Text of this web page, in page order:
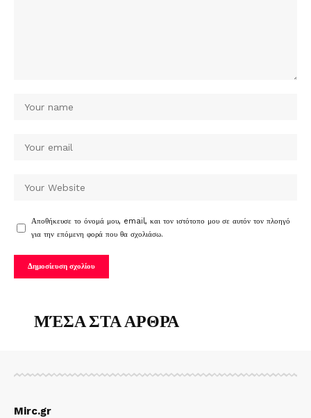
Αποθήκευσε το όνομά μου, email, και τον ιστότοπο μου σε αυτόν τον πλοηγό
για την επόμενη φορά που θα σχολιάσω.
ΜΈΣΑ ΣΤΑ ΑΡΘΡΑ
Mirc.gr